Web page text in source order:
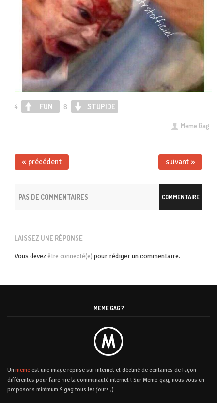
Meme Gag
4 FUN 8 STUPIDE
« précédent suivant »
COMMENTAIRE
PAS DE COMMENTAIRES
LAISSEZ UNE RÉPONSE
Vous devez être connecté(e) pour rédiger un commentaire.
MEME GAG ?
Un meme est une image reprise sur internet et décliné de centaines de façon
différentes pour faire rire la communauté internet ! Sur Meme-gag, nous vous en
proposons minimum 9 gag tous les jours ;)